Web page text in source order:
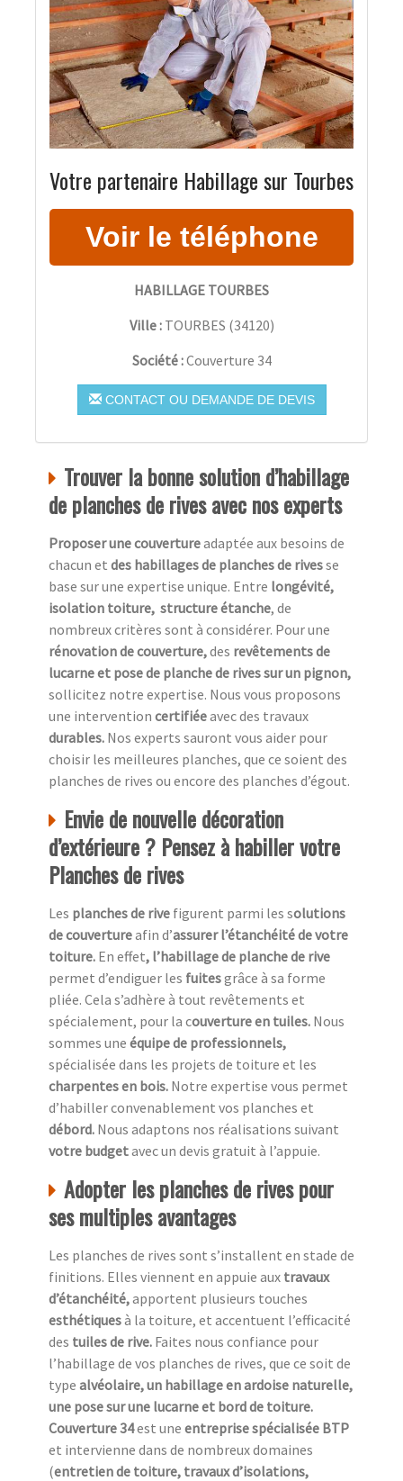
Votre partenaire Habillage sur Tourbes
HABILLAGE TOURBES
Ville : TOURBES (34120)
Société :Couverture 34
CONTACT OU DEMANDE DE DEVIS
Trouver la bonne solution d’habillage
de planches de rives avec nos experts
Proposer une couvertureadaptée aux besoins de
chacun et des habillages de planches de rivesse
base sur une expertise unique. Entre longévité,
isolation toiture, structure étanche, de
nombreux critères sont à considérer. Pour une
rénovation de couverture,des revêtements de
lucarne et pose de planche de rives sur un pignon,
sollicitez notre expertise. Nous vous proposons
une intervention certifiéeavec des travaux
durables. Nos experts sauront vous aider pour
choisir les meilleures planches, que ce soient des
planches de rives ou encore des planches d’égout.
Envie de nouvelle décoration
d’extérieure ? Pensez à habiller votre
Planches de rives
Les planches de rive figurent parmi les solutions
de couvertureafin d’assurer l’étanchéité de votre
toiture. En effet, l’habillage de planche de rive
permet d’endiguer les fuitesgrâce à sa forme
pliée. Cela s’adhère à tout revêtements et
spécialement, pour la couverture en tuiles. Nous
sommes une équipe de professionnels,
spécialisée dans les projets de toiture et les
charpentes en bois. Notre expertise vous permet
d’habiller convenablement vos planches et
débord. Nous adaptons nos réalisations suivant
votre budgetavec un devis gratuit à l’appuie.
Adopter les planches de rives pour
ses multiples avantages
Les planches de rives sont s’installent en stade de
finitions. Elles viennent en appuie aux travaux
d’étanchéité,apportent plusieurs touches
esthétiquesà la toiture, et accentuent l’efficacité
des tuiles de rive. Faites nous confiance pour
l’habillage de vos planches de rives, que ce soit de
type alvéolaire, un habillage en ardoise naturelle,
une pose sur une lucarne et bord de toiture.
Couverture 34est une entreprise spécialisée BTP
et intervienne dans de nombreux domaines
(entretien de toiture, travaux d’isolations,